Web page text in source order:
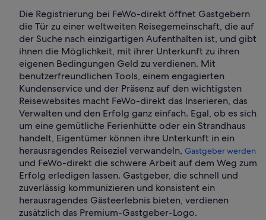
Die Registrierung bei FeWo-direkt öffnet Gastgebern
die Tür zu einer weltweiten Reisegemeinschaft, die auf
der Suche nach einzigartigen Aufenthalten ist, und gibt
ihnen die Möglichkeit, mit ihrer Unterkunft zu ihren
eigenen Bedingungen Geld zu verdienen. Mit
benutzerfreundlichen Tools, einem engagierten
Kundenservice und der Präsenz auf den wichtigsten
Reisewebsites macht FeWo-direkt das Inserieren, das
Verwalten und den Erfolg ganz einfach. Egal, ob es sich
um eine gemütliche Ferienhütte oder ein Strandhaus
handelt, Eigentümer können ihre Unterkunft in ein
herausragendes Reiseziel verwandeln, Gastgeber werden
und FeWo-direkt die schwere Arbeit auf dem Weg zum
Erfolg erledigen lassen. Gastgeber, die schnell und
zuverlässig kommunizieren und konsistent ein
herausragendes Gästeerlebnis bieten, verdienen
zusätzlich das Premium-Gastgeber-Logo.